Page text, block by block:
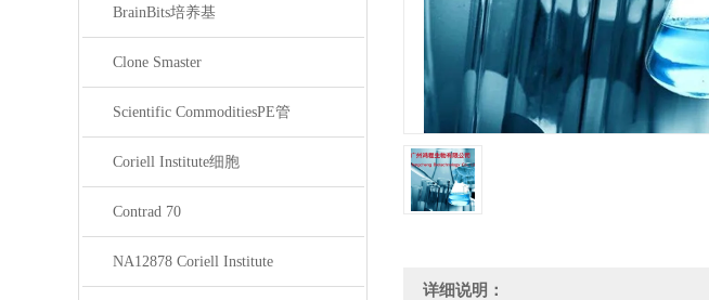
BrainBits培养基
Clone Smaster
Scientific CommoditiesPE管
Coriell Institute细胞
Contrad 70
NA12878 Coriell Institute
详细说明：